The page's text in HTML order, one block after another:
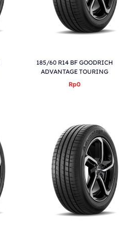
185/60 R14 BF GOODRICH
ADVANTAGE TOURING
Rp0